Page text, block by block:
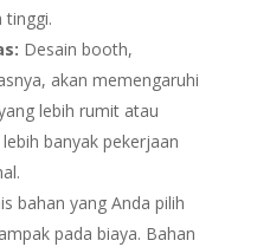
tinggi.
Desain booth,
akan memengaruhi
lebih rumit atau
banyak pekerjaan
bahan yang Anda pilih
pada biaya. Bahan